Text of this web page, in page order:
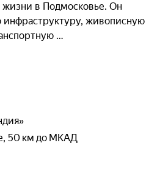
в Подмосковье. Он
инфраструктуру, живописную
50 км до МКАД